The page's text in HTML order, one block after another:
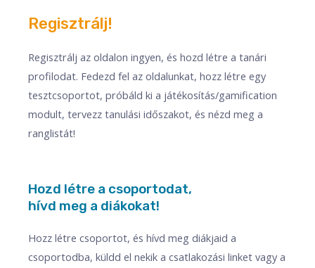
Regisztrálj!
Regisztrálj az oldalon ingyen, és hozd létre a tanári
profilodat. Fedezd fel az oldalunkat, hozz létre egy
tesztcsoportot, próbáld ki a játékosítás/gamification
modult, tervezz tanulási időszakot, és nézd meg a
ranglistát!
Hozd létre a csoportodat,
hívd meg a diákokat!​
Hozz létre csoportot, és hívd meg diákjaid a
csoportodba, küldd el nekik a csatlakozási linket vagy a